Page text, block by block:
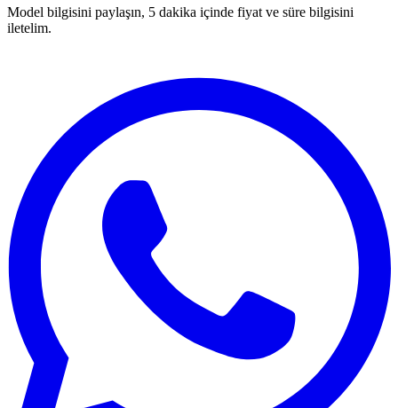
Model bilgisini paylaşın, 5 dakika içinde fiyat ve süre bilgisini
iletelim.